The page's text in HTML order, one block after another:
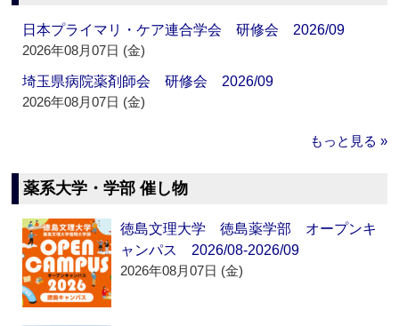
日本プライマリ・ケア連合学会 研修会 2026/09
2026年08月07日 (金)
埼玉県病院薬剤師会 研修会 2026/09
2026年08月07日 (金)
もっと見る »
薬系大学・学部 催し物
徳島文理大学 徳島薬学部 オープンキ
ャンパス 2026/08-2026/09
2026年08月07日 (金)